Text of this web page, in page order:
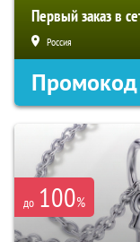
Первый заказ в
Россия
Промокод
до 100%